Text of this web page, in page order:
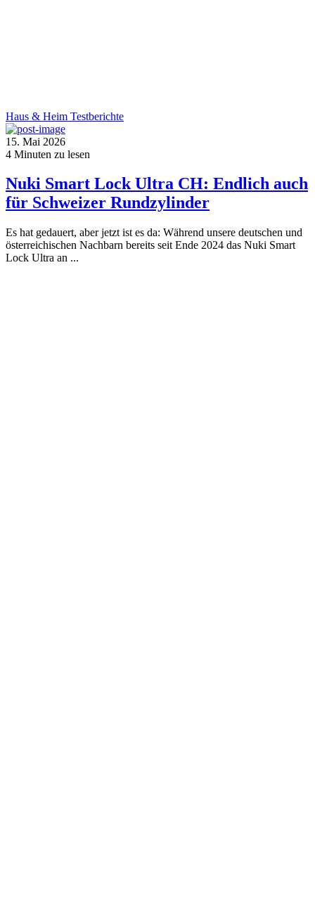
Haus & Heim Testberichte
15. Mai 2026
4 Minuten zu lesen
Nuki Smart Lock Ultra CH: Endlich auch
für Schweizer Rundzylinder
Es hat gedauert, aber jetzt ist es da: Während unsere deutschen und
österreichischen Nachbarn bereits seit Ende 2024 das Nuki Smart
Lock Ultra an ...